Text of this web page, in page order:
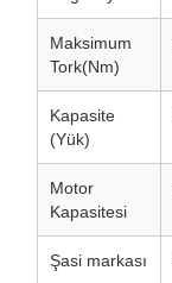
Maksimum
Tork(Nm)
Kapasite
(Yük)
Motor
Kapasitesi
Şasi markası